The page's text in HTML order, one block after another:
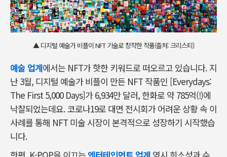
▲ 디지털 예술가 비플이 NFT 기술로 창작한 작품(출처: 크리스티)
예술 업계에서는 NFT가 핫한 키워드로 떠오르고 있습니다. 지
난 3월, 디지털 예술가 비플이 만든 NFT 작품인 [Everydays:
The First 5,000 Days]가 6,934만 달러, 한화로 약 785억(!)에
낙찰되었는데요. 코로나19로 대면 전시회가 어려운 상황 속 이
사례를 통해 NFT 미술 시장이 본격적으로 성장하기 시작했습
니다.